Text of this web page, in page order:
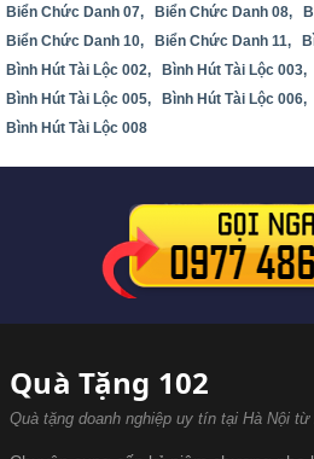
Biển Chức Danh 07,
Biển Chức Danh 08,
Biển Chức Danh 10,
Biển Chức Danh 11,
Bình Hút Tài Lộc 002,
Bình Hút Tài Lộc 003,
Bình Hút Tài Lộc 005,
Bình Hút Tài Lộc 006,
Bình Hút Tài Lộc 008
Quà Tặng 102
Quà tặng doanh nghiệp uy tín tại Hà Nội từ